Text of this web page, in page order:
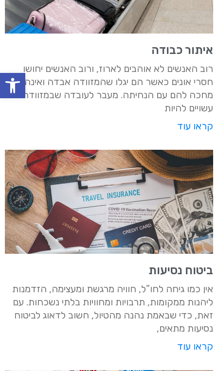
איתור כבודה
רוב האנשים לא אוהבים לארוז, ורוב האנשים יחושו
חסרי אונים כאשר הם יגלו שהמזוודה אבדה ואינה
מחכה להם עם הנחיתה. מעבר לעובדה שבמזוודה
עשויים להיות
קראו עוד
ביטוח נסיעות
אין כמו גיחה לחו”ל, חוויה מרגשת ומעצימה, הזדמנות
ליהנות ממקומות, תרבויות ומחוויות בלתי נשכחות. עם
זאת, כדי שבאמת נהנה מהטיול, חשוב לדאוג לביטוח
נסיעות מתאים,
קראו עוד